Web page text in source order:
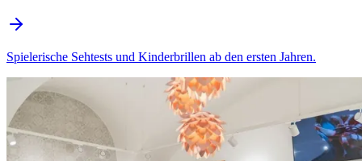
Spielerische Sehtests und Kinderbrillen ab den ersten Jahren.